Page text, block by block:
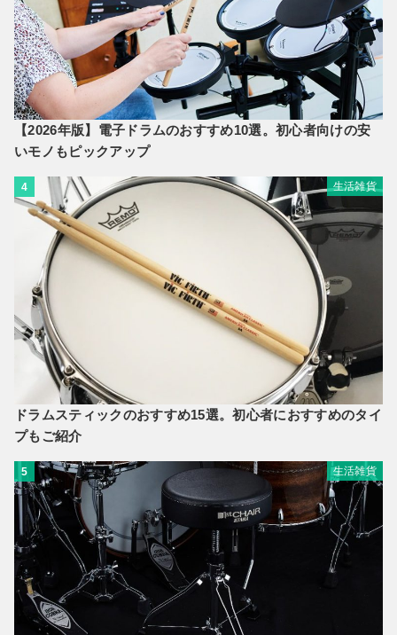
【2026年版】電子ドラムのおすすめ10選。初心者向けの安
いモノもピックアップ
4 生活雑貨
ドラムスティックのおすすめ15選。初心者におすすめのタイ
プもご紹介
5 生活雑貨